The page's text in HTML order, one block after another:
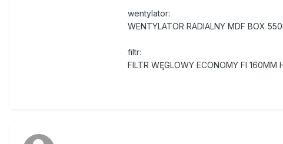
wentylator:
WENTYLATOR RADIALNY MDF BOX
filtr:
FILTR WĘGLOWY ECONOMY FI